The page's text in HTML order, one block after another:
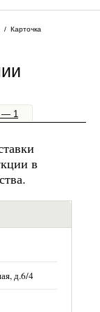
/ Карточка
— 1
в
д.6/4